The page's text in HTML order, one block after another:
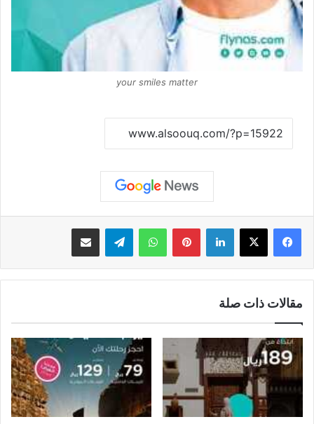
your smiles matter
لينكدإن بينتيريستواتساب تيلقرام مشاركة عبر البريد
مقالات ذات صلة